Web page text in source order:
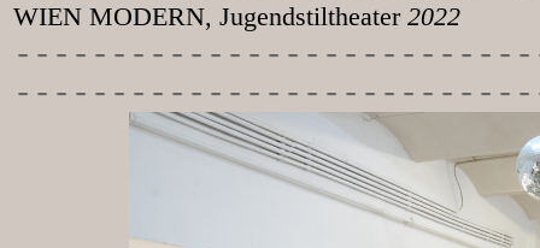
WIEN MODERN, Jugendstiltheater 2022
-----------